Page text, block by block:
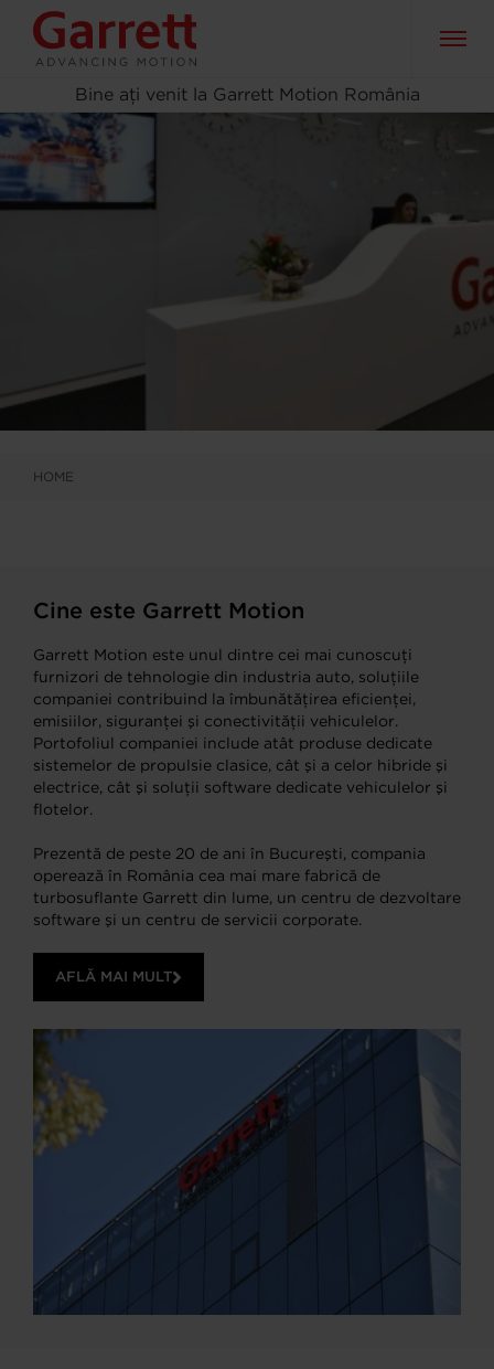
Bine ați venit la Garrett Motion România
HOME
Cine este Garrett Motion
Garrett Motion este unul dintre cei mai cunoscuţi
furnizori de tehnologie din industria auto, soluţiile
companiei contribuind la îmbunătăţirea eficienţei,
emisiilor, siguranţei şi conectivităţii vehiculelor.
Portofoliul companiei include atât produse dedicate
sistemelor de propulsie clasice, cât şi a celor hibride şi
electrice, cât şi soluţii software dedicate vehiculelor şi
flotelor.
Prezentă de peste 20 de ani în Bucureşti, compania
operează în România cea mai mare fabrică de
turbosuflante Garrett din lume, un centru de dezvoltare
software şi un centru de servicii corporate.
AFLĂ MAI MULT